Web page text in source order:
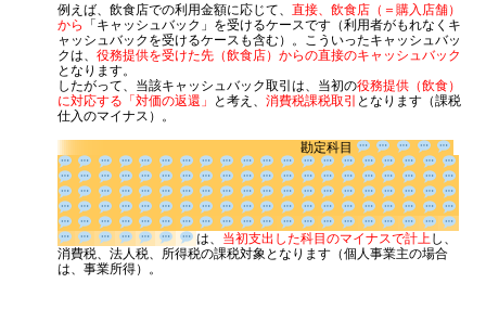
例えば、飲食店での利用金額に応じて、 直接、飲食店（＝購入店舗）
から
「キャッシュバック」を受けるケースです（利用者がもれなくキ
ャッシュバックを受けるケースも含む）。こういったキャッシュバッ
クは、 役務提供を受けた先（飲食店）からの直接のキャッシュバック
となります。
したがって、当該キャッシュバック取引は、当初の役務提供（飲食）
に対応する「対価の返還」
と考え、 消費税課税取引 となります（課税
仕入のマイナス）。
勘定科目
は、当初支出した科目のマイナスで計
上し、消費税、法人税、所得税の課税対象となります（個人事業主の
場合は、事業所得）。